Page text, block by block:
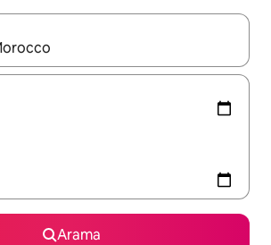
olduğunda yukarı ve aşağı oklarıyla
Arama